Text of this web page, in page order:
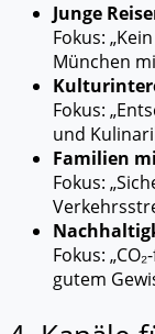
Junge
Fokus:
München
Fokus:
und
Familien
Fokus:
Fokus:
gutem